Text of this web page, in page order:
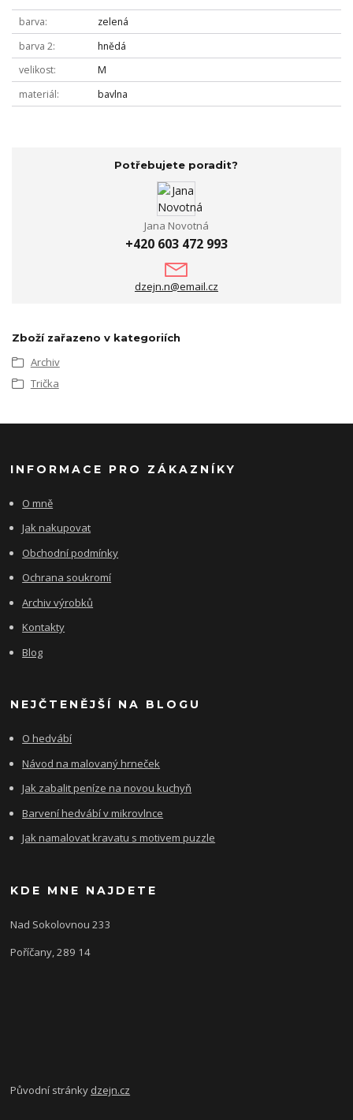
barva
zelená
barva 2
hnědá
velikost
M
materiál
bavlna
Potřebujete poradit?
Jana Novotná
+420 603 472 993
dzejn.n@email.cz
Zboží zařazeno v kategoriích
Archiv
Trička
INFORMACE PRO ZÁKAZNÍKY
O mně
Jak nakupovat
Obchodní podmínky
Ochrana soukromí
Archiv výrobků
Kontakty
Blog
NEJČTENĚJŠÍ NA BLOGU
O hedvábí
Návod na malovaný hrneček
Jak zabalit peníze na novou kuchyň
Barvení hedvábí v mikrovlnce
Jak namalovat kravatu s motivem puzzle
KDE MNE NAJDETE
Nad Sokolovnou 233
Poříčany, 289 14
Původní stránky dzejn.cz